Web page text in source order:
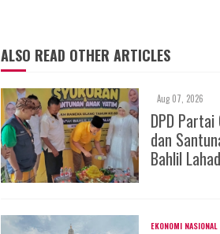
ALSO READ OTHER ARTICLES
Aug 07, 2026
DPD
dan
Bahlil
EKONOMI NASIONAL